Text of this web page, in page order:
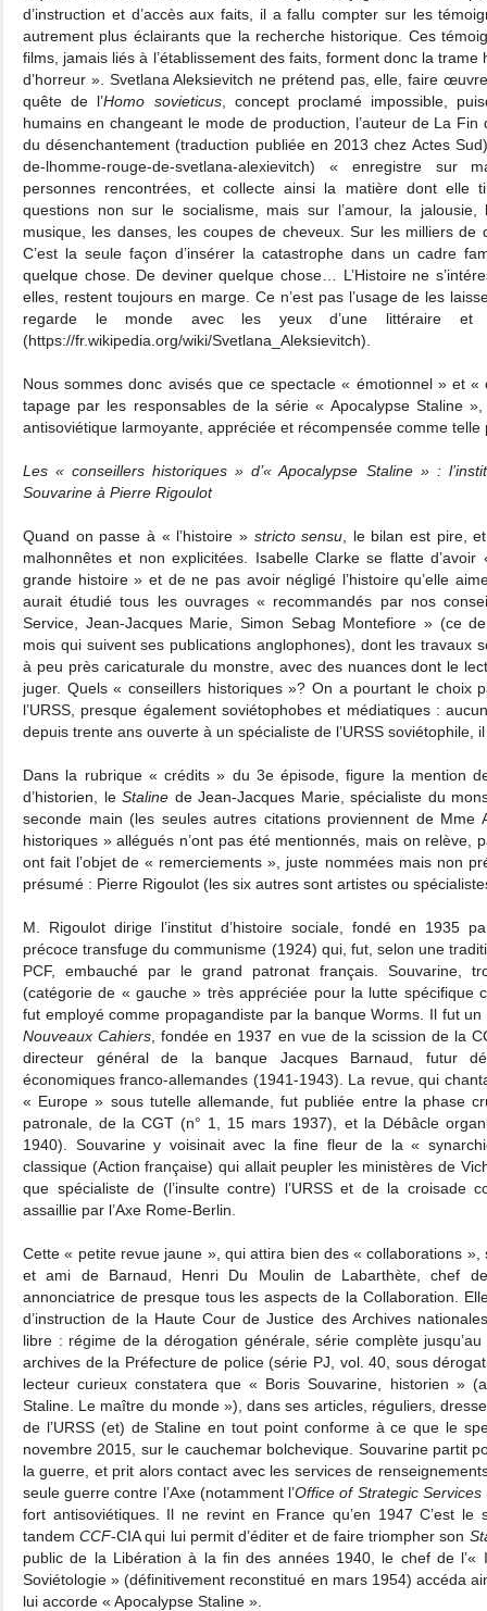
d’instruction et d’accès aux faits, il a fallu compter sur les
autrement plus éclairants que la recherche historique. Ces
films, jamais liés à l’établissement des faits, forment donc la
d’horreur ». Svetlana Aleksievitch ne prétend pas, elle, faire
quête de l’Homo sovieticus, concept proclamé impossible,
humains en changeant le mode de production, l’auteur de La Fin
du désenchantement (traduction publiée en 2013 chez Actes
de-lhomme-rouge-de-svetlana-alexievitch) « enregistre sur
personnes rencontrées, et collecte ainsi la matière dont elle
questions non sur le socialisme, mais sur l’amour, la jalousie,
musique, les danses, les coupes de cheveux. Sur les milliers de
C’est la seule façon d’insérer la catastrophe dans un cadre
quelque chose. De deviner quelque chose… L’Histoire ne
elles, restent toujours en marge. Ce n’est pas l’usage de les
regarde le monde avec les yeux d’une littéraire et
(https://fr.wikipedia.org/wiki/Svetlana_Aleksievitch).
Nous sommes donc avisés que ce spectacle « émotionnel » et
tapage par les responsables de la série « Apocalypse Staline
antisoviétique larmoyante, appréciée et récompensée comme telle
Les « conseillers historiques » d’« Apocalypse Staline » :
Souvarine à Pierre Rigoulot
Quand on passe à « l’histoire » stricto sensu , le bilan est pire,
malhonnêtes et non explicitées. Isabelle Clarke se flatte
grande histoire » et de ne pas avoir négligé l’histoire qu’elle
aurait étudié tous les ouvrages « recommandés par nos
Service, Jean-Jacques Marie, Simon Sebag Montefiore » (ce
mois qui suivent ses publications anglophones), dont les travaux
à peu près caricaturale du monstre, avec des nuances dont le
juger. Quels « conseillers historiques »? On a pourtant le choix
l’URSS, presque également soviétophobes et médiatiques :
depuis trente ans ouverte à un spécialiste de l’URSS soviétophile,
Dans la rubrique « crédits » du 3e épisode, figure la mention
d’historien, leStaline de Jean-Jacques Marie, spécialiste du
seconde main (les seules autres citations proviennent de Mme
historiques » allégués n’ont pas été mentionnés, mais on relève,
ont fait l’objet de « remerciements », juste nommées mais non
présumé : Pierre Rigoulot (les six autres sont artistes ou
M. Rigoulot dirige l’institut d’histoire sociale, fondé en 1935
précoce transfuge du communisme (1924) qui, fut, selon une
PCF, embauché par le grand patronat français. Souvarine,
(catégorie de « gauche » très appréciée pour la lutte spécifique
fut employé comme propagandiste par la banque Worms. Il fut
Nouveaux Cahiers , fondée en 1937 en vue de la scission de la
directeur général de la banque Jacques Barnaud, futur
économiques franco-allemandes (1941-1943). La revue, qui
« Europe » sous tutelle allemande, fut publiée entre la phase
patronale, de la CGT (n° 1, 15 mars 1937), et la Débâcle
1940). Souvarine y voisinait avec la fine fleur de la «
classique (Action française) qui allait peupler les ministères de
que spécialiste de (l’insulte contre) l’URSS et de la croisade
assaillie par l’Axe Rome-Berlin.
Cette « petite revue jaune », qui attira bien des « collaborations »,
et ami de Barnaud, Henri Du Moulin de Labarthète, chef
annonciatrice de presque tous les aspects de la Collaboration.
d’instruction de la Haute Cour de Justice des Archives
libre : régime de la dérogation générale, série complète
archives de la Préfecture de police (série PJ, vol. 40, sous
lecteur curieux constatera que « Boris Souvarine, historien »
Staline. Le maître du monde »), dans ses articles, réguliers,
de l’URSS (et) de Staline en tout point conforme à ce que le
novembre 2015, sur le cauchemar bolchevique. Souvarine partit
la guerre, et prit alors contact avec les services de
seule guerre contre l’Axe (notamment l’Office of Strategic Services
fort antisoviétiques. Il ne revint en France qu’en 1947 C’est le
tandemCCF-CIA qui lui permit d’éditer et de faire triompher son
public de la Libération à la fin des années 1940, le chef de l’«
Soviétologie » (définitivement reconstitué en mars 1954) accéda
lui accorde « Apocalypse Staline ».